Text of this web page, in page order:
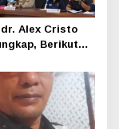
Alex Cristo
Berikut